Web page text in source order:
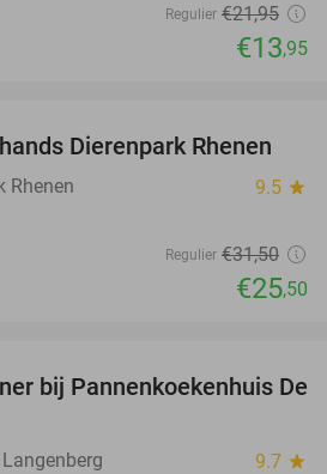
Regulier €21,95
€13,95
19%
Dierenpark Rhenen
Rhenen 9.5 star
Regulier €31,50
€25,50
42%
bij Pannenkoekenhuis De
9.7 star